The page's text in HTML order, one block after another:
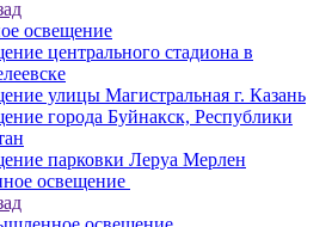
освещение
центрального стадиона в
улицы Магистральная г. Казань
города Буйнакск, Республики
парковки Леруа Мерлен
освещение